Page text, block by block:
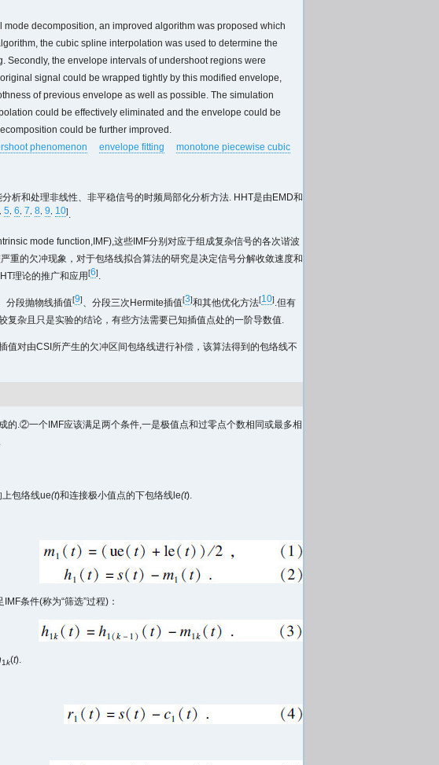
decomposition, an improved algorithm was proposed which
the cubic spline interpolation was used to determine the
the envelope intervals of undershoot regions were
signal could be wrapped tightly by this modified envelope,
of previous envelope as well as possible. The simulation
could be effectively eliminated and the envelope could be
could be further improved.
phenomenon envelope fitting
monotone piecewise cubic
析和处理非线性、非平稳信号的时频局部化分析方法. HHT是由EMD和
, 5, 6, 7, 8, 9, 10].
mode function,IMF),这些IMF分别对应于组成复杂信号的各次谐波
重的欠冲现象，对于包络线拟合算法的研究是决定信号分解收敛速度和
理论的推广和应用[6].
分段抛物线插值[9]、分段三次Hermite插值[3]和其他优化方法[10].但有
杂且只是实验的结论，有些方法需要已知插值点处的一阶导数值.
对由CSI所产生的欠冲区间包络线进行补偿，该算法得到的包络线不
的.②一个IMF应该满足两个条件,一是极值点和过零点个数相同或最多相
包络线ue(t)和连接极小值点的下包络线le(t).
IMF条件(称为“筛选”过程)：
1k(t).